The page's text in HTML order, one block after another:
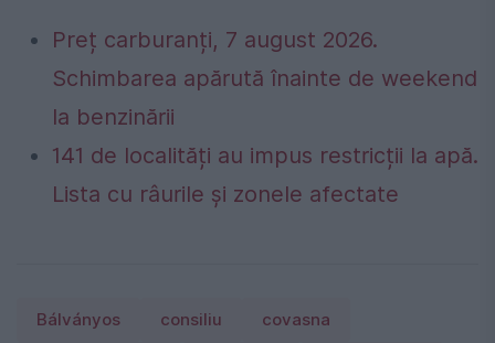
Preț carburanți, 7 august 2026.
Schimbarea apărută înainte de weekend
la benzinării
141 de localități au impus restricții la apă.
Lista cu râurile și zonele afectate
Bálványos consiliu covasna